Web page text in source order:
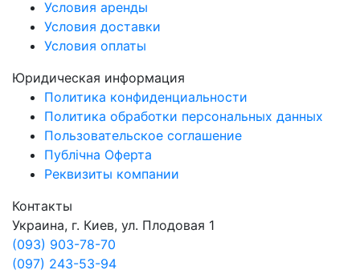
Условия аренды
Условия доставки
Условия оплаты
Юридическая информация
Политика конфиденциальности
Политика обработки персональных данных
Пользовательское соглашение
Публічна Оферта
Реквизиты компании
Контакты
Украина, г. Киев, ул. Плодовая 1
(093) 903-78-70
(097) 243-53-94